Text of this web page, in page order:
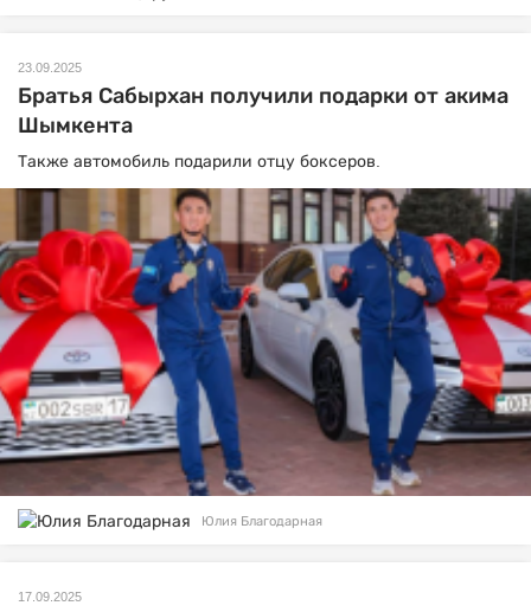
23.09.2025
Братья Сабырхан получили подарки от акима
Шымкента
Также автомобиль подарили отцу боксеров.
Юлия Благодарная
17.09.2025